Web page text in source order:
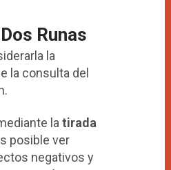
Runas
la
la consulta del
la tirada
posible ver
negativos y